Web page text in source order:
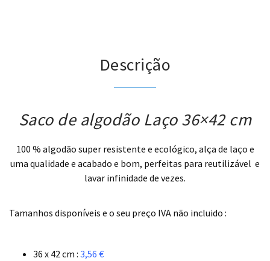
Descrição
Saco de algodão Laço 36×42 cm
100 % algodão super resistente e ecológico, alça de laço e
uma qualidade e acabado e bom, perfeitas para reutilizável e
lavar infinidade de vezes.
Tamanhos disponíveis e o seu preço IVA não incluido :
36 x 42 cm : 3,56 €